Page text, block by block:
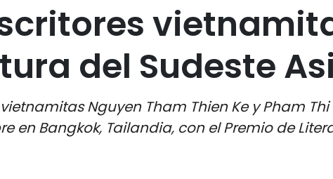
del Sudeste
Nguyen Tham Thien Ke y Pham
en Bangkok, Tailandia, con el Premio de